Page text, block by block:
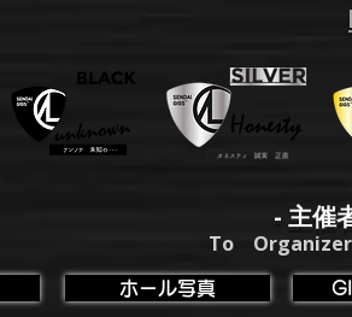
- 主催
To
ホール写真